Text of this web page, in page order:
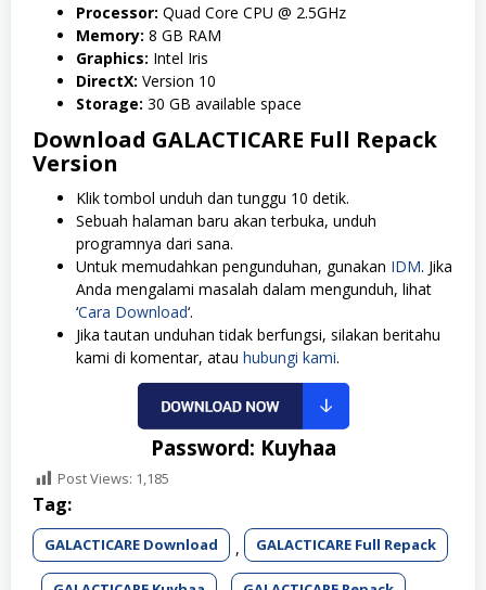
Processor: Quad Core CPU @ 2.5GHz
Memory: 8 GB RAM
Graphics: Intel Iris
DirectX: Version 10
Storage: 30 GB available space
Download GALACTICARE Full Repack
Version
Klik tombol unduh dan tunggu 10 detik.
Sebuah halaman baru akan terbuka, unduh
programnya dari sana.
Untuk memudahkan pengunduhan, gunakan IDM. Jika
Anda mengalami masalah dalam mengunduh, lihat
‘Cara Download‘.
Jika tautan unduhan tidak berfungsi, silakan beritahu
kami di komentar, atau hubungi kami.
Password: Kuyhaa
Post Views: 1,185
Tag:
GALACTICARE Download , GALACTICARE Full Repack